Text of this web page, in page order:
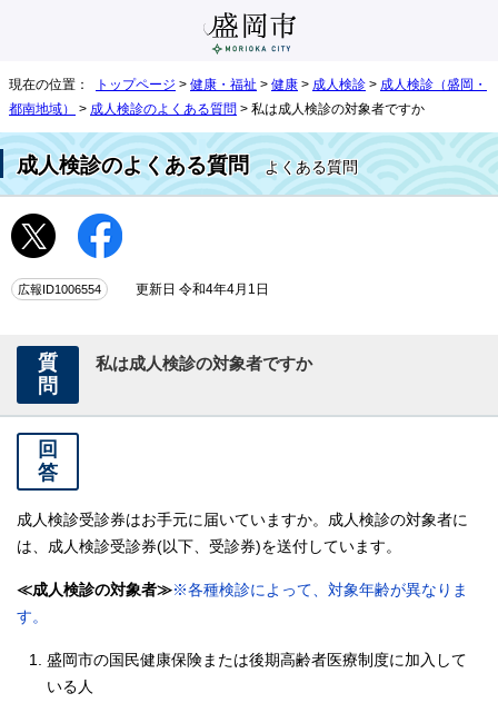
現在の位置： トップページ > 健康・福祉 > 健康 > 成人検診 > 成人検診（盛岡・
都南地域）
> 成人検診のよくある質問 > 私は成人検診の対象者ですか
成人検診のよくある質問 よくある質問
広報ID1006554 更新日 令和4年4月1日
質
問
私は成人検診の対象者ですか
回
答
成人検診受診券はお手元に届いていますか。成人検診の対象者に
は、成人検診受診券(以下、受診券)を送付しています。
≪成人検診の対象者≫※各種検診によって、対象年齢が異なりま
す。
盛岡市の国民健康保険または後期高齢者医療制度に加入して
いる人